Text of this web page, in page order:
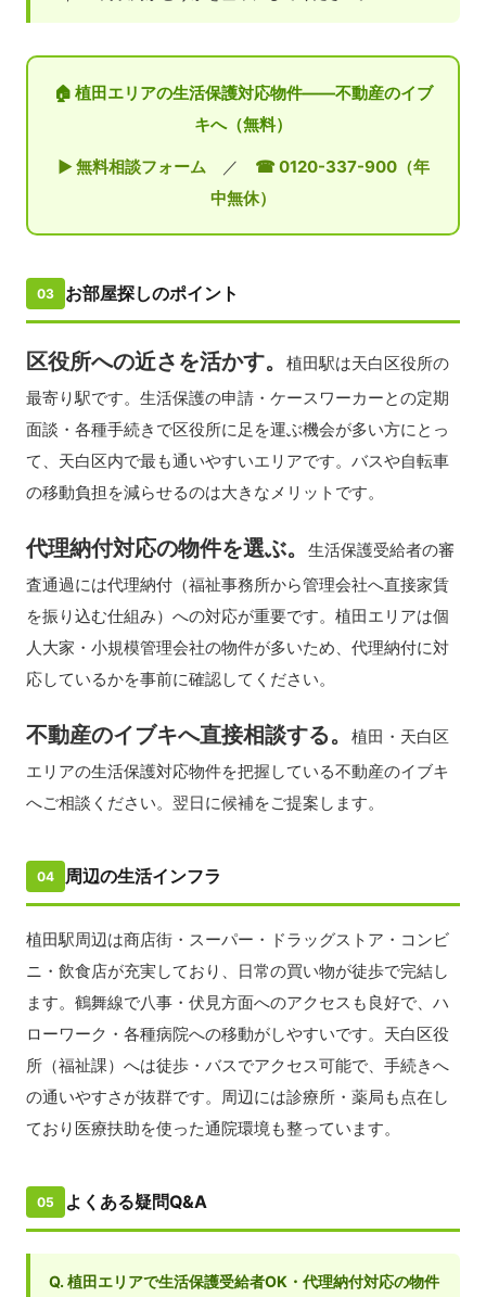
🏠 植田エリアの生活保護対応物件——不動産のイブ
キへ（無料）
▶ 無料相談フォーム ／ ☎ 0120-337-900（年
中無休）
03 お部屋探しのポイント
区役所への近さを活かす。植田駅は天白区役所の
最寄り駅です。生活保護の申請・ケースワーカーとの定期
面談・各種手続きで区役所に足を運ぶ機会が多い方にとっ
て、天白区内で最も通いやすいエリアです。バスや自転車
の移動負担を減らせるのは大きなメリットです。
代理納付対応の物件を選ぶ。生活保護受給者の審
査通過には代理納付（福祉事務所から管理会社へ直接家賃
を振り込む仕組み）への対応が重要です。植田エリアは個
人大家・小規模管理会社の物件が多いため、代理納付に対
応しているかを事前に確認してください。
不動産のイブキへ直接相談する。植田・天白区
エリアの生活保護対応物件を把握している不動産のイブキ
へご相談ください。翌日に候補をご提案します。
04 周辺の生活インフラ
植田駅周辺は商店街・スーパー・ドラッグストア・コンビ
ニ・飲食店が充実しており、日常の買い物が徒歩で完結し
ます。鶴舞線で八事・伏見方面へのアクセスも良好で、ハ
ローワーク・各種病院への移動がしやすいです。天白区役
所（福祉課）へは徒歩・バスでアクセス可能で、手続きへ
の通いやすさが抜群です。周辺には診療所・薬局も点在し
ており医療扶助を使った通院環境も整っています。
05 よくある疑問Q&A
Q. 植田エリアで生活保護受給者OK・代理納付対応の物件